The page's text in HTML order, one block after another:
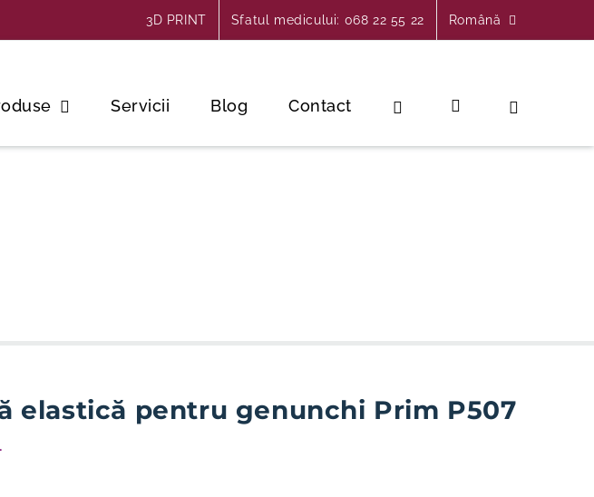
3D PRINT Sfatul medicului: 068 22 55 22 Română
Servicii Blog Contact
elastică pentru genunchi Prim P507